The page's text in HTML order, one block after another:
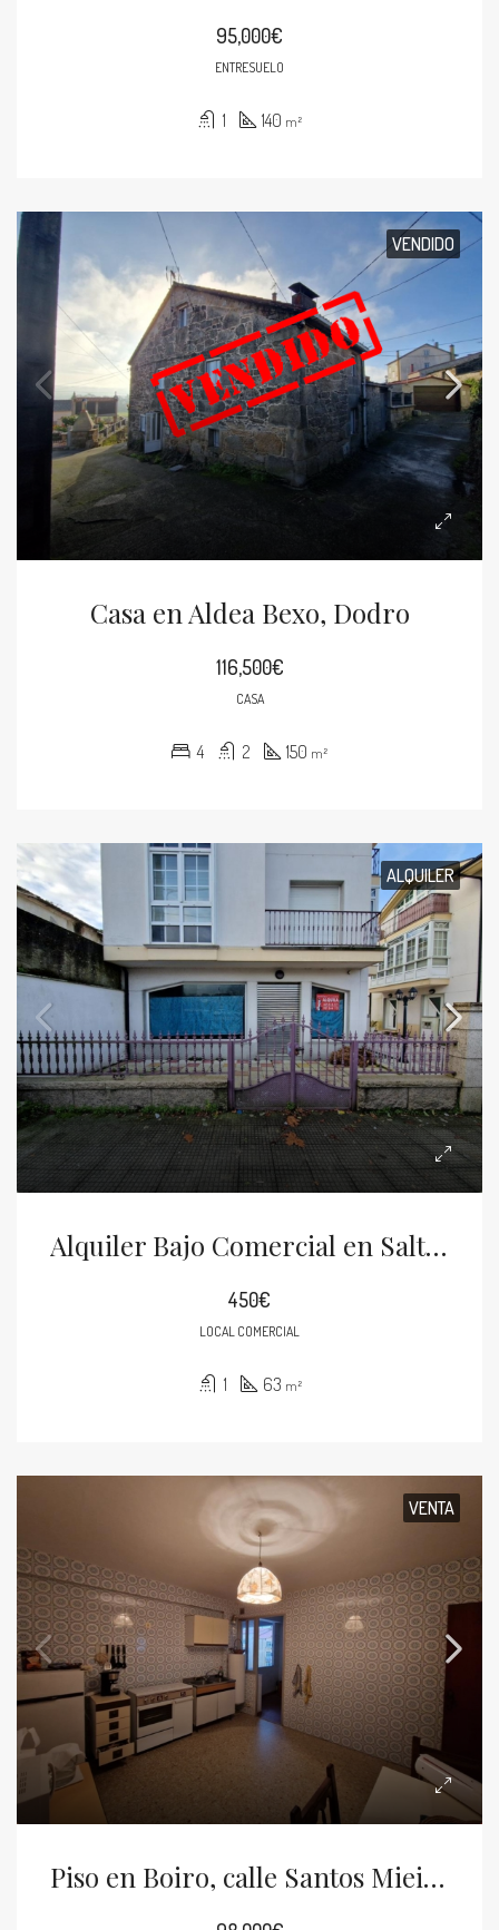
95,000€
ENTRESUELO
1 140 m²
VENDIDO
Casa en Aldea Bexo, Dodro
116,500€
CASA
4 2 150 m²
ALQUILER
Alquiler Bajo Comercial en Saltiño
450€
LOCAL COMERCIAL
1 63 m²
VENTA
Piso en Boiro, calle Santos Mieites